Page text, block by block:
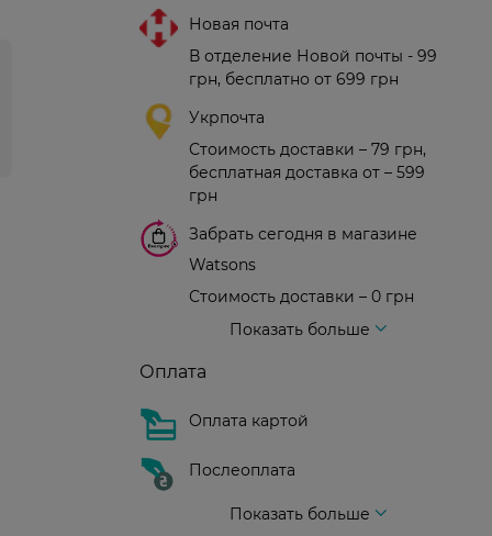
Новая почта
В отделение Новой почты - 99
грн, бесплатно от 699 грн
Укрпочта
Стоимость доставки – 79 грн,
бесплатная доставка от – 599
грн
Забрать сегодня в магазине
Watsons
Стоимость доставки – 0 грн
Показать больше
Оплата
Оплата картой
Послеоплата
Показать больше